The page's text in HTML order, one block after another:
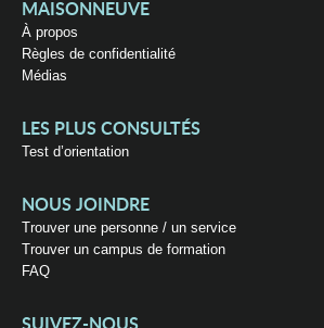
MAISONNEUVE
À propos
Règles de confidentialité
Médias
LES PLUS CONSULTÉS
Test d’orientation
NOUS JOINDRE
Trouver une personne / un service
Trouver un campus de formation
FAQ